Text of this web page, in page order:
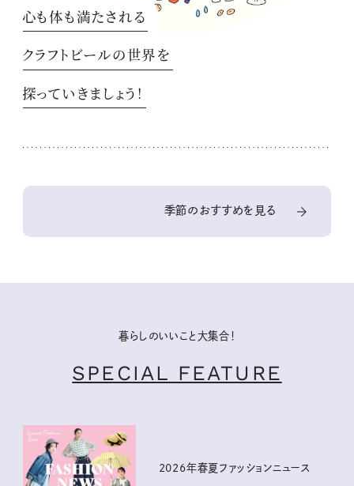
心も体も満たされる
クラフトビールの世界を
探っていきましょう！
季節のおすすめを見る
暮らしのいいこと大集合！
SPECIAL FEATURE
2026年春夏ファッションニュース